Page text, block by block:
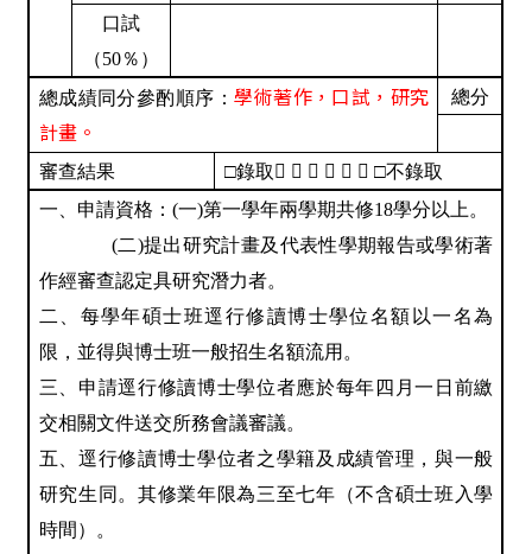
口試
（50％）
總成績同分參酌順序：學術著作，口試，研究
計畫。
總分
審查結果 □錄取       □不錄取
一、申請資格：(一)第一學年兩學期共修18學分以上。
(二)提出研究計畫及代表性學期報告或學術著
作經審查認定具研究潛力者。
二、每學年碩士班逕行修讀博士學位名額以一名為
限，並得與博士班一般招生名額流用。
三、申請逕行修讀博士學位者應於每年四月一日前繳
交相關文件送交所務會議審議。
五、逕行修讀博士學位者之學籍及成績管理，與一般
研究生同。其修業年限為三至七年（不含碩士班入學
時間）。